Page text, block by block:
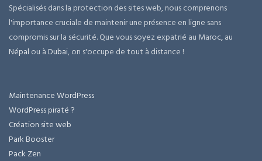
Spécialisés dans la protection des sites web, nous comprenons
l'importance cruciale de maintenir une présence en ligne sans
compromis sur la sécurité. Que vous soyez expatrié au Maroc, au
Népal ou àDubai, on s'occupe de tout à distance !
Maintenance WordPress
WordPress piraté ?
Création site web
Park Booster
Pack Zen